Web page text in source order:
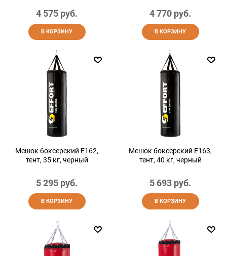
4 575 руб.
В КОРЗИНУ
4 770 руб.
В КОРЗИНУ
Мешок боксерский E162,
тент, 35 кг, черный
5 295 руб.
В КОРЗИНУ
Мешок боксерский E163,
тент, 40 кг, черный
5 693 руб.
В КОРЗИНУ